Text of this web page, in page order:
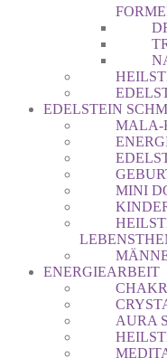
EDELSTEIN
MALA-
MINI
ENERGIEARBEIT
AURA